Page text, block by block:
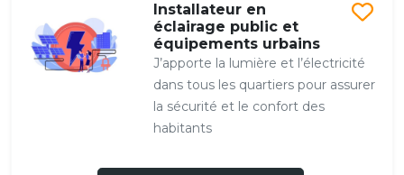
Installateur en
éclairage public et
équipements urbains
J’apporte la lumière et l’électricité
dans tous les quartiers pour assurer
la sécurité et le confort des
habitants